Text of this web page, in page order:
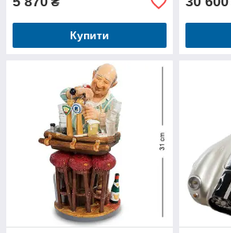
Купити